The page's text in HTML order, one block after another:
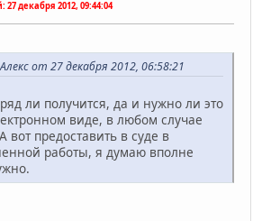
27 декабря 2012, 09:44:04
от 27 декабря 2012, 06:58:21
ли получится, да и нужно ли это
виде, в любом случае
вот предоставить в суде в
работы, я думаю вполне